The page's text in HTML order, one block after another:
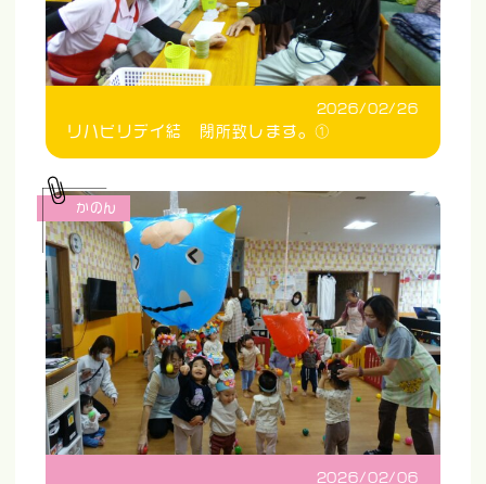
2026/02/26
リハビリデイ結 閉所致します。①
2026/02/06
かのん